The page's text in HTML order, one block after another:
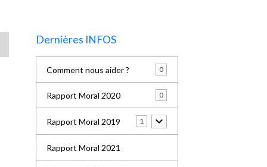
Dernières INFOS
Comment nous aider ? 0
Rapport Moral 2020 0
Rapport Moral 2019 1
Rapport Moral 2021